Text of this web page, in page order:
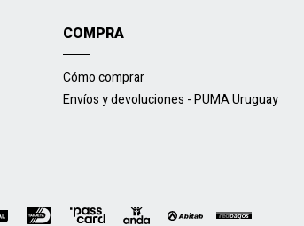
COMPRA
Cómo comprar
Envíos y devoluciones - PUMA Uruguay